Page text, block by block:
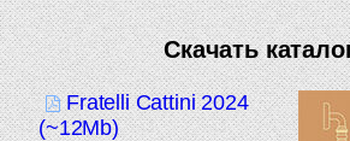
Скачать
Fratelli Cattini 2024
(~12Mb)